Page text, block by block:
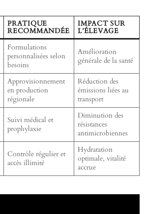
PRATIQUE
RECOMMANDÉE
IMPACT SUR
L’ÉLEVAGE
Formulations
personnalisées selon
besoins
Amélioration
générale de la santé
Approvisionnement
en production
régionale
Réduction des
émissions liées au
transport
Suivi médical et
prophylaxie
Diminution des
résistances
antimicrobiennes
Contrôle régulier et
accès illimité
Hydratation
optimale, vitalité
accrue